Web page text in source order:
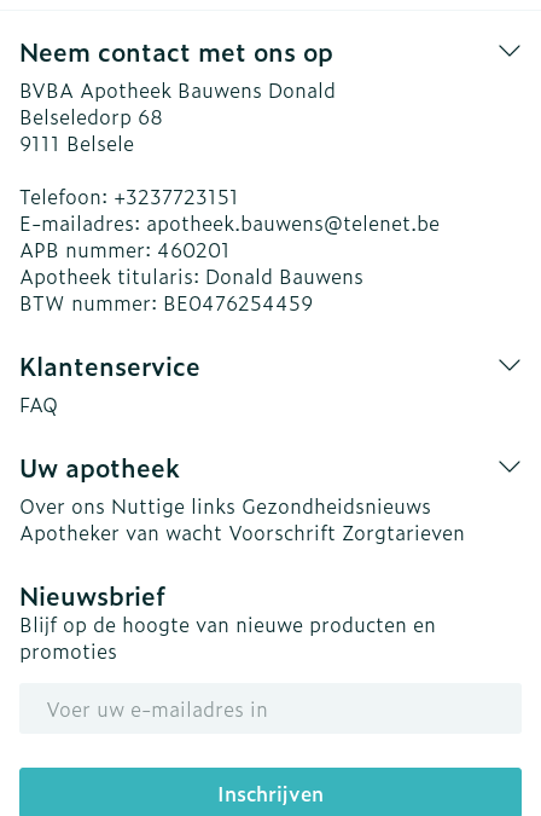
Neem contact met ons op
BVBA Apotheek Bauwens Donald
Belseledorp 68
9111 Belsele
Telefoon: +3237723151
E-mailadres: apotheek.bauwens@telenet.be
APB nummer: 460201
Apotheek titularis: Donald Bauwens
BTW nummer: BE0476254459
Klantenservice
FAQ
Uw apotheek
Over ons Nuttige links Gezondheidsnieuws
Apotheker van wacht Voorschrift Zorgtarieven
Nieuwsbrief
Blijf op de hoogte van nieuwe producten en
promoties
Inschrijven